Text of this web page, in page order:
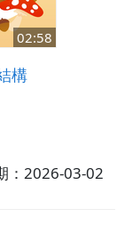
02:58
構
：2026-03-02